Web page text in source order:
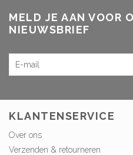
MELD JE AAN VOOR
NIEUWSBRIEF
KLANTENSERVICE
Over ons
Verzenden & retourneren